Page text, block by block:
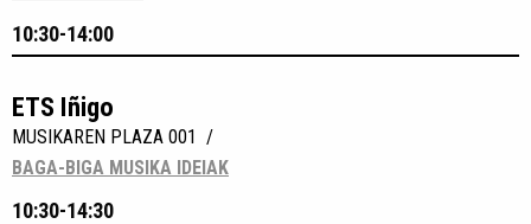
10:30-14:00
ETS Iñigo
MUSIKAREN PLAZA 001 /
BAGA-BIGA MUSIKA IDEIAK
10:30-14:30